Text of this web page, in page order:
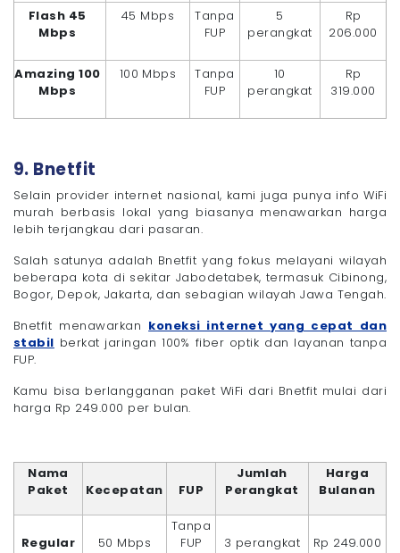
Flash 45
Mbps
45 Mbps
Tanpa
FUP
5
perangkat
Rp
206.000
Amazing 100
Mbps
100 Mbps
Tanpa
FUP
10
perangkat
Rp
319.000
9. Bnetfit
Selain provider internet nasional, kami juga punya info WiFi
murah berbasis lokal yang biasanya menawarkan harga
lebih terjangkau dari pasaran.
Salah satunya adalah Bnetfit yang fokus melayani wilayah
beberapa kota di sekitar Jabodetabek, termasuk Cibinong,
Bogor, Depok, Jakarta, dan sebagian wilayah Jawa Tengah.
Bnetfit menawarkan koneksi internet yang cepat dan
stabil berkat jaringan 100% fiber optik dan layanan tanpa
FUP.
Kamu bisa berlangganan paket WiFi dari Bnetfit mulai dari
harga Rp 249.000 per bulan.
Nama
Paket
Kecepatan FUP
Jumlah
Perangkat
Harga
Bulanan
Regular 50 Mbps
Tanpa
FUP
3 perangkat Rp 249.000